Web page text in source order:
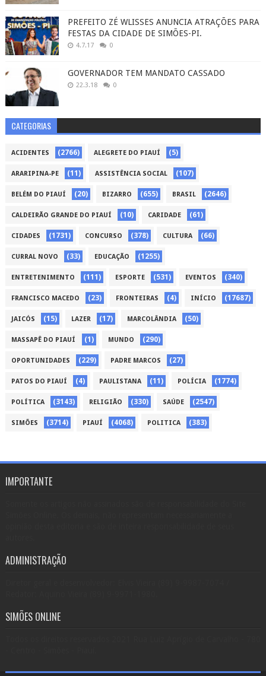
PREFEITO ZÉ WLISSES ANUNCIA ATRAÇÕES PARA
FESTAS DA CIDADE DE SIMÕES-PI.
4.7.17 0
GOVERNADOR TEM MANDATO CASSADO
22.3.18 0
CATEGORIAS
ACIDENTES (2766) ALEGRETE DO PIAUÍ (5)
ARARIPINA-PE (11) ASSISTÊNCIA SOCIAL (107)
BELÉM DO PIAUÍ (20) BIZARRO (655) BRASIL (2646)
CALDEIRÃO GRANDE DO PIAUÍ (10) CARIDADE (61)
CIDADES (1731) CONCURSO (378) CULTURA (66)
CURRAL NOVO (33) EDUCAÇÃO (1255)
ENTRETENIMENTO (111) ESPORTE (531) EVENTOS (340)
FRANCISCO MACEDO (23) FRONTEIRAS (4) INÍCIO (17687)
JAICÓS (15) LAZER (17) MARCOLÂNDIA (50)
MASSAPÊ DO PIAUÍ (1) MUNDO (290)
OPORTUNIDADES (229) PADRE MARCOS (27)
PATOS DO PIAUÍ (4) PAULISTANA (11) POLÍCIA (1774)
POLÍTICA (3143) RELIGIÃO (330) SAÚDE (2547)
SIMÕES (3714) PIAUÍ (4068) POLITICA (383)
IMPORTANTE
ADMINISTRAÇÃO
SIMÕES ONLINE